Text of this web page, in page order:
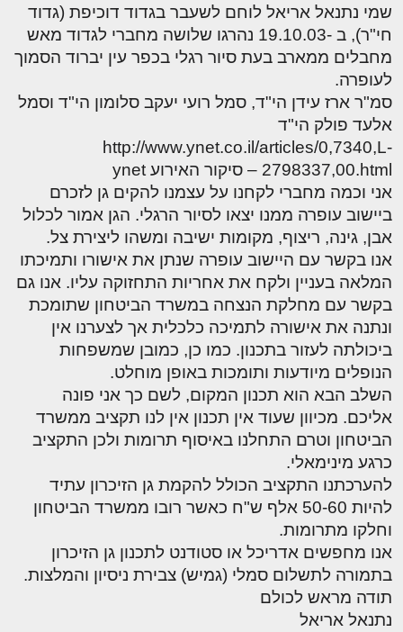
שמי נתנאל אריאל לוחם לשעבר בגדוד דוכיפת (גדוד
חי"ר), ב -19.10.03 נהרגו שלושה מחברי לגדוד מאש
מחבלים ממארב בעת סיור רגלי בכפר עין יברוד הסמוך
לעופרה.
סמ"ר ארז עידן הי"ד, סמל רועי יעקב סלומון הי"ד וסמל
אלעד פולק הי"ד
http://www.ynet.co.il/articles/0,7340,L-
2798337,00.html – סיקור האירוע ynet
אני וכמה מחברי לקחנו על עצמנו להקים גן לזכרם
ביישוב עופרה ממנו יצאו לסיור הרגלי. הגן אמור לכלול
אבן, גינה, ריצוף, מקומות ישיבה ומשהו ליצירת צל.
אנו בקשר עם היישוב עופרה שנתן את אישורו ותמיכתו
המלאה בעניין ולקח את אחריות התחזוקה עליו. אנו גם
בקשר עם מחלקת הנצחה במשרד הביטחון שתומכת
ונתנה את אישורה לתמיכה כלכלית אך לצערנו אין
ביכולתה לעזור בתכנון. כמו כן, כמובן שמשפחות
הנופלים מיודעות ותומכות באופן מוחלט.
השלב הבא הוא תכנון המקום, לשם כך אני פונה
אליכם. מכיוון שעוד אין תכנון אין לנו תקציב ממשרד
הביטחון וטרם התחלנו באיסוף תרומות ולכן התקציב
כרגע מינימאלי.
להערכתנו התקציב הכולל להקמת גן הזיכרון עתיד
להיות 50-60 אלף ש"ח כאשר רובו ממשרד הביטחון
וחלקו מתרומות.
אנו מחפשים אדריכל או סטודנט לתכנון גן הזיכרון
בתמורה לתשלום סמלי (גמיש) צבירת ניסיון והמלצות.
תודה מראש לכולם
נתנאל אריאל